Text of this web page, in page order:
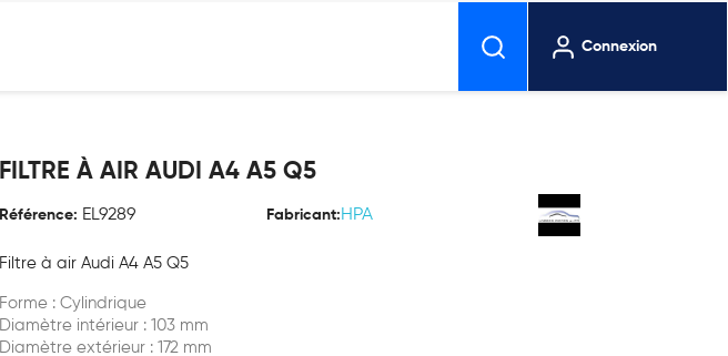
Connexion
FILTRE À AIR AUDI A4 A5 Q5
Référence: EL9289 Fabricant: HPA
Filtre à air Audi A4 A5 Q5
Forme : Cylindrique
Diamètre intérieur : 103 mm
Diamètre extérieur : 172 mm